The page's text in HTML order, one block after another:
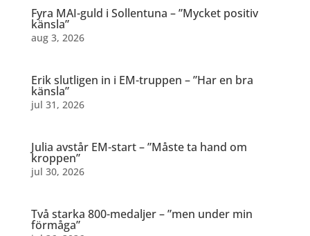
Fyra MAI-guld i Sollentuna – ”Mycket positiv
känsla”
aug 3, 2026
Erik slutligen in i EM-truppen – ”Har en bra
känsla”
jul 31, 2026
Julia avstår EM-start – ”Måste ta hand om
kroppen”
jul 30, 2026
Två starka 800-medaljer – ”men under min
förmåga”